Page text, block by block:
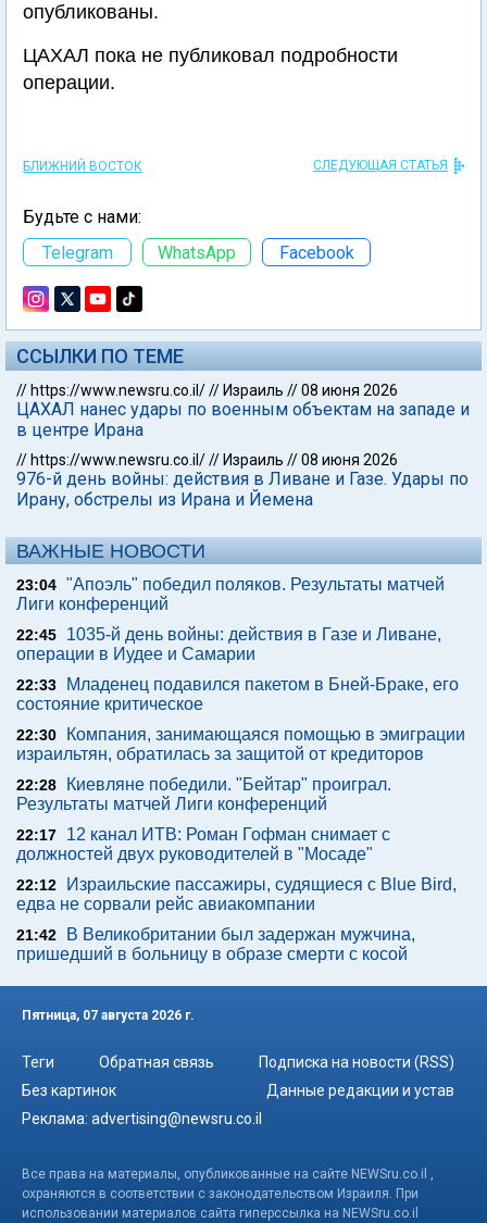
опубликованы.
ЦАХАЛ пока не публиковал подробности
операции.
БЛИЖНИЙ ВОСТОК СЛЕДУЮЩАЯ СТАТЬЯ
Будьте с нами:
Telegram
WhatsApp Facebook
ССЫЛКИ ПО ТЕМЕ
// https://www.newsru.co.il/// Израиль //08 июня 2026
ЦАХАЛ нанес удары по военным объектам на западе и
в центре Ирана
// https://www.newsru.co.il/// Израиль //08 июня 2026
976-й день войны: действия в Ливане и Газе. Удары по
Ирану, обстрелы из Ирана и Йемена
ВАЖНЫЕ НОВОСТИ
23:04 "Апоэль" победил поляков. Результаты матчей
Лиги конференций
22:45
1035-й день войны: действия в Газе и Ливане,
операции в Иудее и Самарии
22:33
Младенец подавился пакетом в Бней-Браке, его
состояние критическое
22:30
Компания, занимающаяся помощью в эмиграции
израильтян, обратилась за защитой от кредиторов
22:28
Киевляне победили. "Бейтар" проиграл.
Результаты матчей Лиги конференций
22:17
12 канал ИТВ: Роман Гофман снимает с
должностей двух руководителей в "Мосаде"
22:12
Израильские пассажиры, судящиеся с Blue Bird,
едва не сорвали рейс авиакомпании
21:42
В Великобритании был задержан мужчина,
пришедший в больницу в образе смерти с косой
Пятница, 07 августа 2026 г.
Теги Обратная связь
Подписка на новости (RSS)
Без картинок
Данные редакции и устав
Реклама: advertising@newsru.co.il
Все права на материалы, опубликованные на сайте NEWSru.co.il ,
охраняются в соответствии с законодательством Израиля. При
использовании материалов сайта гиперссылка на NEWSru.co.il